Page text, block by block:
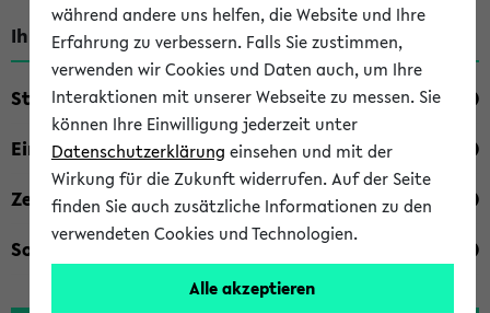
Ihre Suchkriterien:
Studienfach
Einrichtung
Zeiten
Sonstiges
während andere uns helfen, die Website und Ihre
Erfahrung zu verbessern. Falls Sie zustimmen,
verwenden wir Cookies und Daten auch, um Ihre
Interaktionen mit unserer Webseite zu messen. Sie
können Ihre Einwilligung jederzeit unter
Datenschutzerklärung einsehen und mit der
Wirkung für die Zukunft widerrufen. Auf der Seite
finden Sie auch zusätzliche Informationen zu den
verwendeten Cookies und Technologien.
Alle akzeptieren